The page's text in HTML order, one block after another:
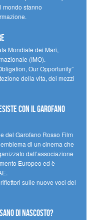
mondo stanno
Mondiale dei Mari,
(IMO).
Our Opportunity”
della vita, dei mezzi
con il Garofano
del Garofano Rosso Film
di un cinema che
dall’associazione
Europeo ed è
sulle nuove voci del
di nascosto?